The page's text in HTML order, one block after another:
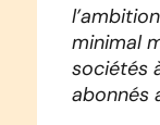
minimal
sociétés
abonnés